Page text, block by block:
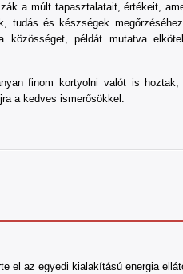
a múlt tapasztalatait, értékeit,
tudás és készségek
példát mutatva
finom kortyolni valót is
a kedves ismerősökkel.
el az egyedi kialakítású energia